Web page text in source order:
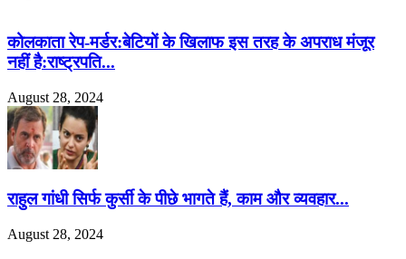
कोलकाता रेप-मर्डर:बेटियों के खिलाफ इस तरह के अपराध मंजूर
नहीं है:राष्ट्रपति...
August 28, 2024
राहुल गांधी सिर्फ कुर्सी के पीछे भागते हैं, काम और व्यवहार...
August 28, 2024